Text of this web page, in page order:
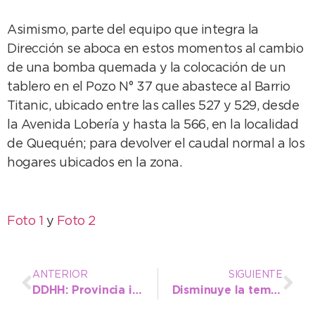
Asimismo, parte del equipo que integra la
Dirección se aboca en estos momentos al cambio
de una bomba quemada y la colocación de un
tablero en el Pozo N° 37 que abastece al Barrio
Titanic, ubicado entre las calles 527 y 529, desde
la Avenida Lobería y hasta la 566, en la localidad
de Quequén; para devolver el caudal normal a los
hogares ubicados en la zona.
Foto 1 y Foto 2
ANTERIOR
DDHH: Provincia instaló dos muestras en el hall del municipio
SIGUIENTE
Disminuye la temperatura, pero sin pronóstico de lluvias